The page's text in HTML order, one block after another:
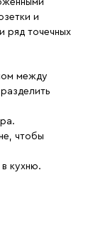
и
ряд точечных
между
чтобы
кухню.